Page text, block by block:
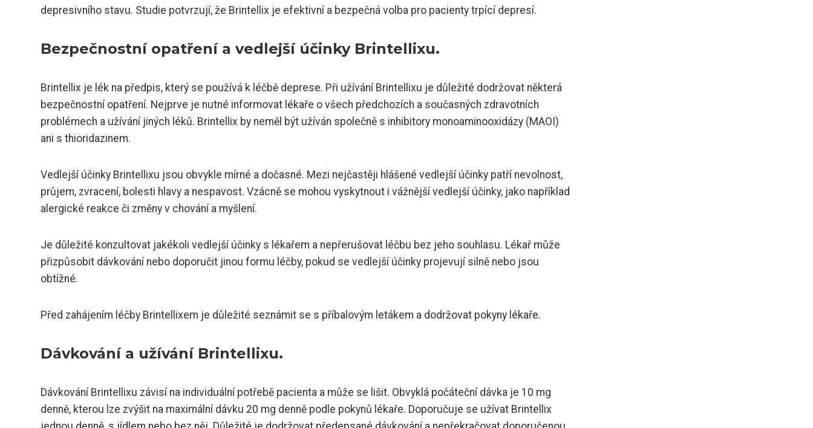
depresivního stavu. Studie potvrzují, že Brintellix je efektivní a bezpečná volba pro pacienty trpící depresí.
Bezpečnostní opatření a vedlejší účinky Brintellixu.
Brintellix je lék na předpis, který se používá k léčbě deprese. Při užívání Brintellixu je důležité dodržovat některá
bezpečnostní opatření. Nejprve je nutné informovat lékaře o všech předchozích a současných zdravotních
problémech a užívání jiných léků. Brintellix by neměl být užíván společně s inhibitory monoaminooxidázy (MAOI)
ani s thioridazinem.
Vedlejší účinky Brintellixu jsou obvykle mírné a dočasné. Mezi nejčastěji hlášené vedlejší účinky patří nevolnost,
průjem, zvracení, bolesti hlavy a nespavost. Vzácně se mohou vyskytnout i vážnější vedlejší účinky, jako například
alergické reakce či změny v chování a myšlení.
Je důležité konzultovat jakékoli vedlejší účinky s lékařem a nepřerušovat léčbu bez jeho souhlasu. Lékař může
přizpůsobit dávkování nebo doporučit jinou formu léčby, pokud se vedlejší účinky projevují silně nebo jsou
obtížné.
Před zahájením léčby Brintellixem je důležité seznámit se s příbalovým letákem a dodržovat pokyny lékaře.
Dávkování a užívání Brintellixu.
Dávkování Brintellixu závisí na individuální potřebě pacienta a může se lišit. Obvyklá počáteční dávka je 10 mg
denně, kterou lze zvýšit na maximální dávku 20 mg denně podle pokynů lékaře. Doporučuje se užívat Brintellix